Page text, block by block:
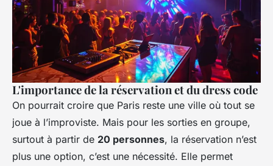
L'importance de la réservation et du dress code
On pourrait croire que Paris reste une ville où tout se
joue à l’improviste. Mais pour les sorties en groupe,
surtout à partir de 20 personnes, la réservation n’est
plus une option, c’est une nécessité. Elle permet